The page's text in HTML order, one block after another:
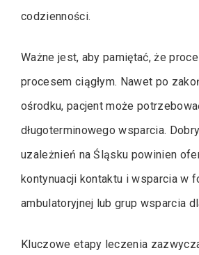
codzienności.
Ważne jest, aby pamiętać, że
procesem ciągłym. Nawet po
ośrodku, pacjent może
długoterminowego wsparcia.
uzależnień na Śląsku powinien
kontynuacji kontaktu i wsparcia w
ambulatoryjnej lub grup wsparcia
Kluczowe etapy leczenia